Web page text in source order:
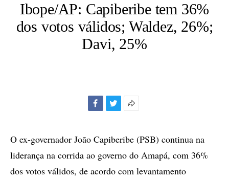
Ibope/AP: Capiberibe tem 36%
dos votos válidos; Waldez, 26%;
Davi, 25%
compartilhamento
O ex-governador João Capiberibe (PSB) continua na
liderança na corrida ao governo do Amapá, com 36%
dos votos válidos, de acordo com levantamento